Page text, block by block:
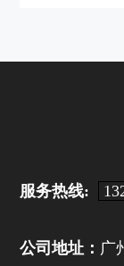
服务热线:
公司地址： 广